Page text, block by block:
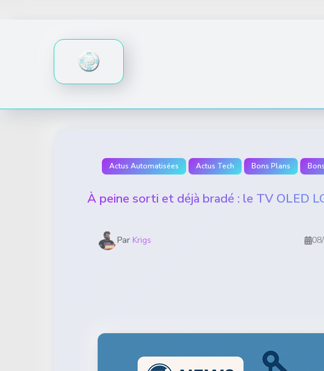
Actus Automatisées Actus Tech Bons Plans
À peine sorti et déjà bradé : le TV OLED
Par Krigs